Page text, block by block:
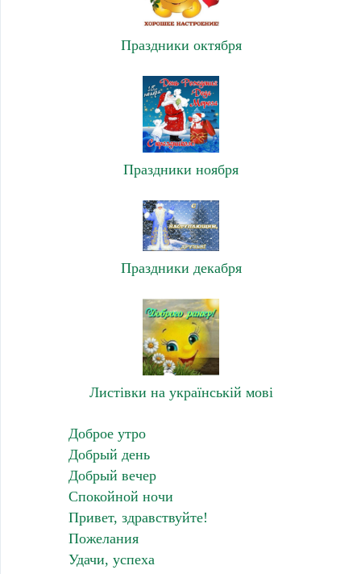
Праздники октября
Праздники ноября
Праздники декабря
Листівки на українській мові
Доброе утро
Добрый день
Добрый вечер
Спокойной ночи
Привет, здравствуйте!
Пожелания
Удачи, успеха